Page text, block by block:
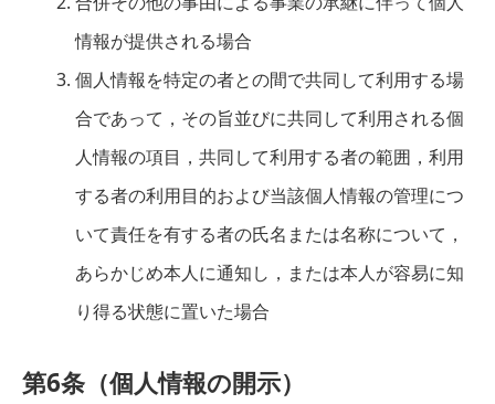
情報が提供される場合
個人情報を特定の者との間で共同して利用する場
合であって，その旨並びに共同して利用される個
人情報の項目，共同して利用する者の範囲，利用
する者の利用目的および当該個人情報の管理につ
いて責任を有する者の氏名または名称について，
あらかじめ本人に通知し，または本人が容易に知
り得る状態に置いた場合
第6条（個人情報の開示）